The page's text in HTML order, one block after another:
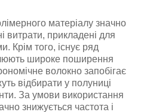
матеріалу значно
витрати, прикладені для
Крім того, існує ряд
широке поширення
волокно запобігає
відбирати у полуниці
За умови використання
знижується частота і